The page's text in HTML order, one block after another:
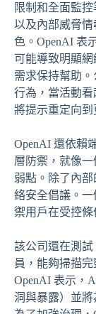
限制和全面監
以及內部威脅
色。OpenAI 表
可能導致明顯
需求保持幫助
行為，當活動看
將提示重定向到
OpenAI 還依賴
層防禦，就像
弱點。除了內
絡安全倡議。
禦用戶在受控條
該公司還在測試
員，能夠掃描
OpenAI 表示，
洞與暴露）並將